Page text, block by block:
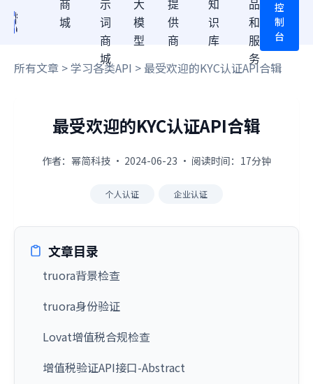
商
城
示
词
商
城
大
模
型
提
供
商
知
识
库
品
和
服
务
控
制
台
所有文章 >学习各类API > 最受欢迎的KYC认证API合辑
最受欢迎的KYC认证API合辑
作者：幂简科技 · 2024-06-23 · 阅读时间：17分钟
个人认证 企业认证
文章目录
truora背景检查
truora身份验证
Lovat增值税合规检查
增值税验证API接口-Abstract